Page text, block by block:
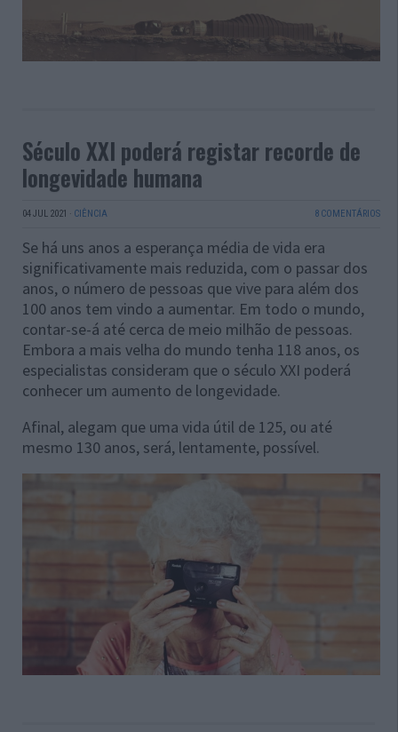
Século XXI poderá registar recorde de
longevidade humana
04 JUL 2021 · CIÊNCIA 8 COMENTÁRIOS
Se há uns anos a esperança média de vida era
significativamente mais reduzida, com o passar dos
anos, o número de pessoas que vive para além dos
100 anos tem vindo a aumentar. Em todo o mundo,
contar-se-á até cerca de meio milhão de pessoas.
Embora a mais velha do mundo tenha 118 anos, os
especialistas consideram que o século XXI poderá
conhecer um aumento de longevidade.
Afinal, alegam que uma vida útil de 125, ou até
mesmo 130 anos, será, lentamente, possível.